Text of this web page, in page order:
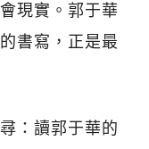
現實。郭于華
書寫，正是最
：讀郭于華的